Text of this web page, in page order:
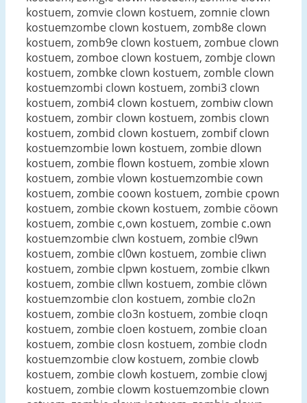
kostuem, zomvie clown kostuem, zomnie clown
kostuemzombe clown kostuem, zomb8e clown
kostuem, zomb9e clown kostuem, zombue clown
kostuem, zomboe clown kostuem, zombje clown
kostuem, zombke clown kostuem, zomble clown
kostuemzombi clown kostuem, zombi3 clown
kostuem, zombi4 clown kostuem, zombiw clown
kostuem, zombir clown kostuem, zombis clown
kostuem, zombid clown kostuem, zombif clown
kostuemzombie lown kostuem, zombie dlown
kostuem, zombie flown kostuem, zombie xlown
kostuem, zombie vlown kostuemzombie cown
kostuem, zombie coown kostuem, zombie cpown
kostuem, zombie ckown kostuem, zombie cöown
kostuem, zombie c,own kostuem, zombie c.own
kostuemzombie clwn kostuem, zombie cl9wn
kostuem, zombie cl0wn kostuem, zombie cliwn
kostuem, zombie clpwn kostuem, zombie clkwn
kostuem, zombie cllwn kostuem, zombie clöwn
kostuemzombie clon kostuem, zombie clo2n
kostuem, zombie clo3n kostuem, zombie cloqn
kostuem, zombie cloen kostuem, zombie cloan
kostuem, zombie closn kostuem, zombie clodn
kostuemzombie clow kostuem, zombie clowb
kostuem, zombie clowh kostuem, zombie clowj
kostuem, zombie clowm kostuemzombie clown